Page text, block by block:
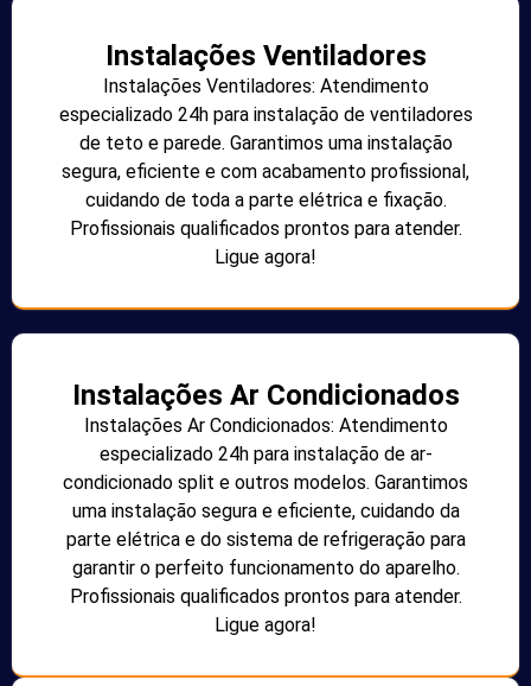
Instalações Ventiladores
Instalações Ventiladores: Atendimento
especializado 24h para instalação de ventiladores
de teto e parede. Garantimos uma instalação
segura, eficiente e com acabamento profissional,
cuidando de toda a parte elétrica e fixação.
Profissionais qualificados prontos para atender.
Ligue agora!
Instalações Ar Condicionados
Instalações Ar Condicionados: Atendimento
especializado 24h para instalação de ar-
condicionado split e outros modelos. Garantimos
uma instalação segura e eficiente, cuidando da
parte elétrica e do sistema de refrigeração para
garantir o perfeito funcionamento do aparelho.
Profissionais qualificados prontos para atender.
Ligue agora!